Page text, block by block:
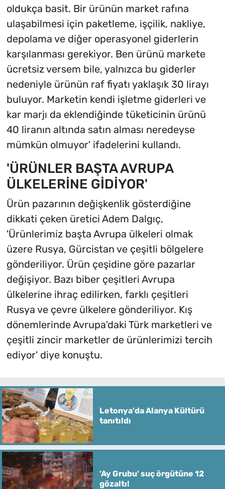
oldukça basit. Bir ürünün market rafına
ulaşabilmesi için paketleme, işçilik, nakliye,
depolama ve diğer operasyonel giderlerin
karşılanması gerekiyor. Ben ürünü markete
ücretsiz versem bile, yalnızca bu giderler
nedeniyle ürünün raf fiyatı yaklaşık 30 lirayı
buluyor. Marketin kendi işletme giderleri ve
kar marjı da eklendiğinde tüketicinin ürünü
40 liranın altında satın alması neredeyse
mümkün olmuyor' ifadelerini kullandı.
'ÜRÜNLER BAŞTA AVRUPA
ÜLKELERİNE GİDİYOR'
Ürün pazarının değişkenlik gösterdiğine
dikkati çeken üretici Adem Dalgıç,
'Ürünlerimiz başta Avrupa ülkeleri olmak
üzere Rusya, Gürcistan ve çeşitli bölgelere
gönderiliyor. Ürün çeşidine göre pazarlar
değişiyor. Bazı biber çeşitleri Avrupa
ülkelerine ihraç edilirken, farklı çeşitleri
Rusya ve çevre ülkelere gönderiliyor. Kış
dönemlerinde Avrupa'daki Türk marketleri ve
çeşitli zincir marketler de ürünlerimizi tercih
ediyor' diye konuştu.
Letonya'da Alanya Kültürü
tanıtıldı
'Ay Grubu' suç örgütüne 12
gözaltı!